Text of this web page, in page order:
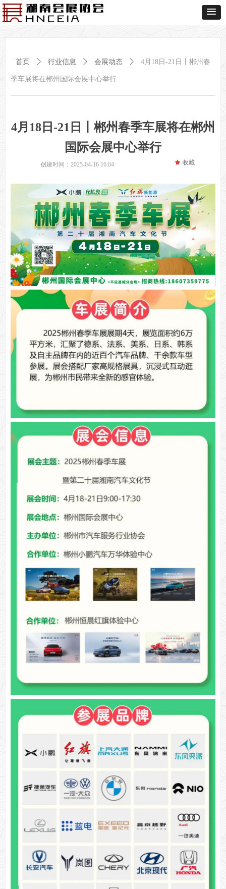
4月18日-21日丨郴州春季车展将在郴州
国际会展中心举行
首页 ꄲ 行业信息 ꄲ 会展动态 ꄲ 4月18日-21日丨郴州春
季车展将在郴州国际会展中心举行
创建时间： 2025-04-16 16:04 끄 收藏